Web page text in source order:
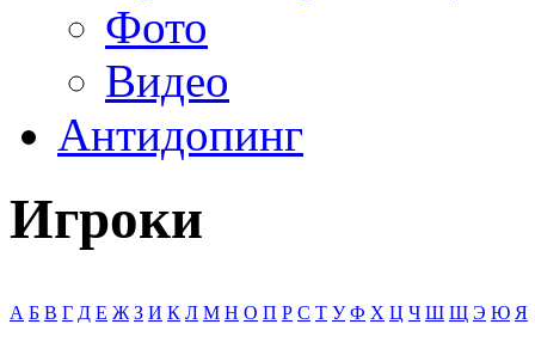
Фото
Видео
Антидопинг
Игроки
А Б В Г Д Е Ж З И К Л М Н О П Р С Т У Ф Х Ц Ч Ш Щ Э Ю Я